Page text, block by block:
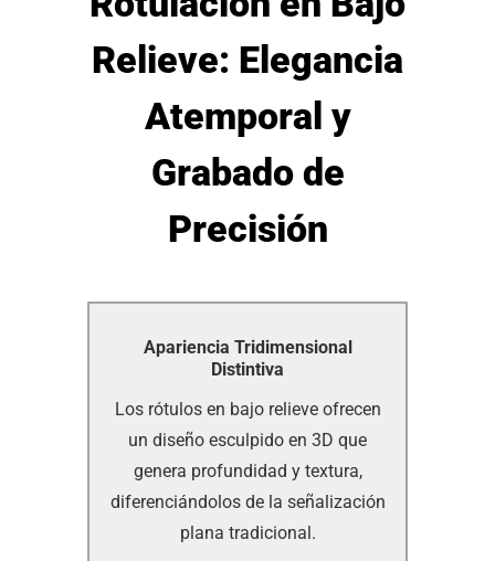
Relieve: Elegancia
Atemporal y
Grabado de
Precisión
Apariencia Tridimensional
Distintiva
Los rótulos en bajo relieve ofrecen
un diseño esculpido en 3D que
genera profundidad y textura,
diferenciándolos de la señalización
plana tradicional.
Apariencia Tridimensional
Distintiva
Los rótulos en bajo relieve ofrecen
un diseño esculpido en 3D que
genera profundidad y textura,
diferenciándolos de la señalización
plana tradicional.